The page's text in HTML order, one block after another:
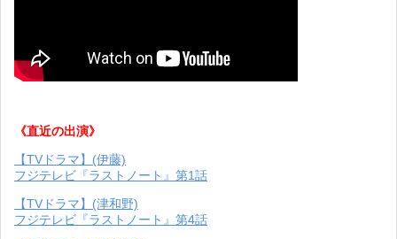
《直近の出演》
【TVドラマ】(伊藤)
フジテレビ『ラストノート』第1話
【TVドラマ】(津和野)
フジテレビ『ラストノート』第4話